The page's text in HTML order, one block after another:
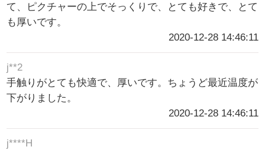
て、ピクチャーの上でそっくりで、とても好きで、とて
も厚いです。
2020-12-28 14:46:11
j**2
手触りがとても快適で、厚いです。ちょうど最近温度が
下がりました。
2020-12-28 14:46:11
j****H